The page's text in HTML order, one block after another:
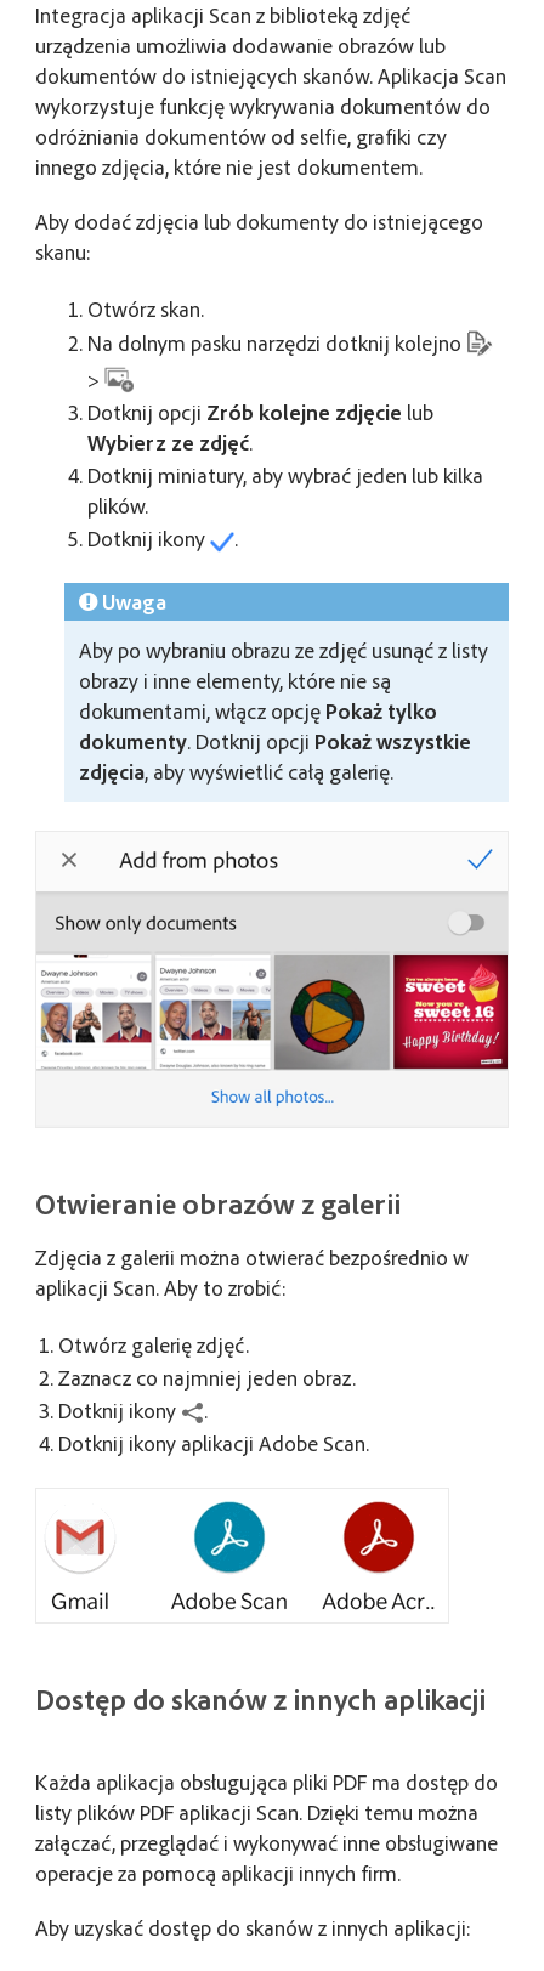
Integracja aplikacji Scan z biblioteką zdjęć
urządzenia umożliwia dodawanie obrazów lub
dokumentów do istniejących skanów. Aplikacja Scan
wykorzystuje funkcję wykrywania dokumentów do
odróżniania dokumentów od selfie, grafiki czy
innego zdjęcia, które nie jest dokumentem.
Aby dodać zdjęcia lub dokumenty do istniejącego
skanu:
Otwórz skan.
Na dolnym pasku narzędzi dotknij kolejno
>
Dotknij opcji Zrób kolejne zdjęcie lub
Wybierz ze zdjęć.
Dotknij miniatury, aby wybrać jeden lub kilka
plików.
Dotknij ikony
.
Uwaga
Aby po wybraniu obrazu ze zdjęć usunąć z listy
obrazy i inne elementy, które nie są
dokumentami, włącz opcję Pokaż tylko
dokumenty. Dotknij opcji Pokaż wszystkie
zdjęcia, aby wyświetlić całą galerię.
Otwieranie obrazów z galerii
Zdjęcia z galerii można otwierać bezpośrednio w
aplikacji Scan. Aby to zrobić:
Otwórz galerię zdjęć.
Zaznacz co najmniej jeden obraz.
Dotknij ikony
.
Dotknij ikony aplikacji Adobe Scan.
Dostęp do skanów z innych aplikacji
Każda aplikacja obsługująca pliki PDF ma dostęp do
listy plików PDF aplikacji Scan. Dzięki temu można
załączać, przeglądać i wykonywać inne obsługiwane
operacje za pomocą aplikacji innych firm.
Aby uzyskać dostęp do skanów z innych aplikacji: